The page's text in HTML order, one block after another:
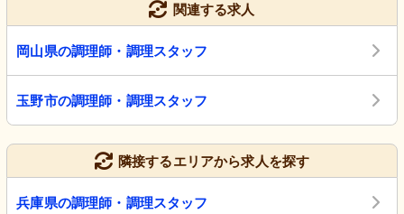
関連する求人
岡山県の調理師・調理スタッフ
玉野市の調理師・調理スタッフ
隣接するエリアから求人を探す
兵庫県の調理師・調理スタッフ